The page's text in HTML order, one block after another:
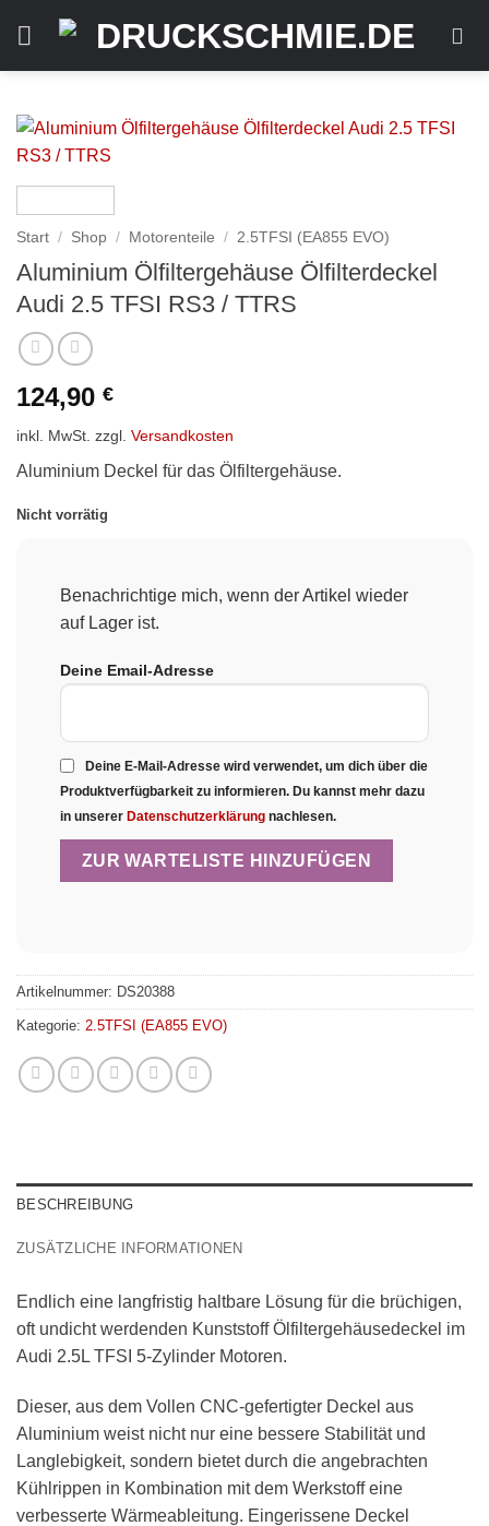
Inhalt
springen
Start / Shop / Motorenteile / 2.5TFSI (EA855 EVO)
Aluminium Ölfiltergehäuse Ölfilterdeckel
Audi 2.5 TFSI RS3 / TTRS
124,90 €
inkl. MwSt. zzgl. Versandkosten
Aluminium Deckel für das Ölfiltergehäuse.
Nicht vorrätig
Benachrichtige mich, wenn der Artikel wieder
auf Lager ist.
Deine Email-Adresse
Deine E-Mail-Adresse wird verwendet, um dich über die
Produktverfügbarkeit zu informieren. Du kannst mehr dazu
in unserer Datenschutzerklärung nachlesen.
Artikelnummer: DS20388
Kategorie: 2.5TFSI (EA855 EVO)
BESCHREIBUNG
ZUSÄTZLICHE INFORMATIONEN
Endlich eine langfristig haltbare Lösung für die brüchigen,
oft undicht werdenden Kunststoff Ölfiltergehäusedeckel im
Audi 2.5L TFSI 5-Zylinder Motoren.
Dieser, aus dem Vollen CNC-gefertigter Deckel aus
Aluminium weist nicht nur eine bessere Stabilität und
Langlebigkeit, sondern bietet durch die angebrachten
Kühlrippen in Kombination mit dem Werkstoff eine
verbesserte Wärmeableitung. Eingerissene Deckel